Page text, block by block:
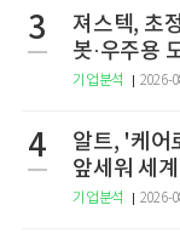
3
져스텍, 초
봇·우주용
기업분석 2026-
4
알트, '케
앞세워 세
기업분석 2026-